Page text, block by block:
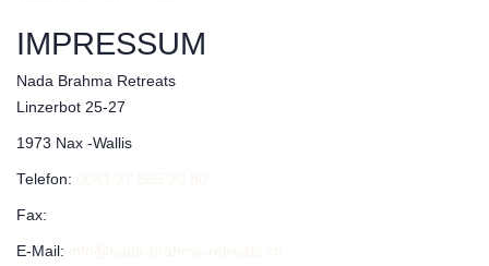
IMPRESSUM
Nada Brahma Retreats
Linzerbot 25-27
1973 Nax -Wallis
Telefon:
Fax:
E-Mail: